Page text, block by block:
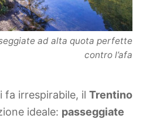
ad alta quota perfette
contro l’afa
fa irrespirabile, il Trentino
ideale: passeggiate